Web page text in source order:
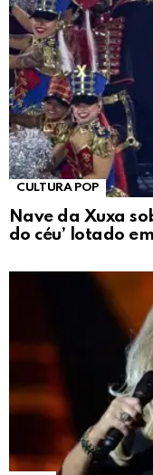
CULTURA POP
Nave da Xuxa
do céu’ lotado